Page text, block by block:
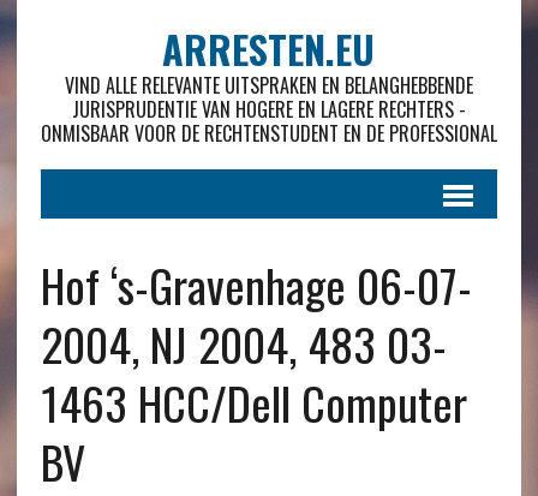
ARRESTEN.EU
VIND ALLE RELEVANTE UITSPRAKEN EN BELANGHEBBENDE
JURISPRUDENTIE VAN HOGERE EN LAGERE RECHTERS -
ONMISBAAR VOOR DE RECHTENSTUDENT EN DE PROFESSIONAL
Hof ‘s-Gravenhage 06-07-
2004, NJ 2004, 483 03-
1463 HCC/Dell Computer
BV